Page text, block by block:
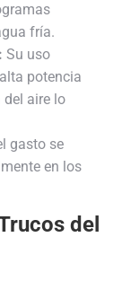
fría.
Su uso
potencia
del aire lo
gasto se
en los
del